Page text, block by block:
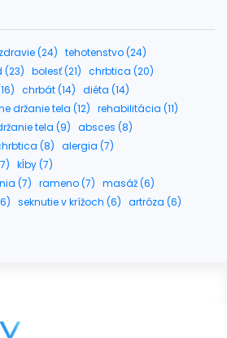
(24) tehotenstvo (24)
(23) bolesť (21) chrbtica (20)
chrbát (14) diéta (14)
držanie tela (12) rehabilitácia (11)
tela (9) absces (8)
(8) alergia (7)
kĺby (7)
(7) rameno (7) masáž (6)
seknutie v krížoch (6) artróza (6)